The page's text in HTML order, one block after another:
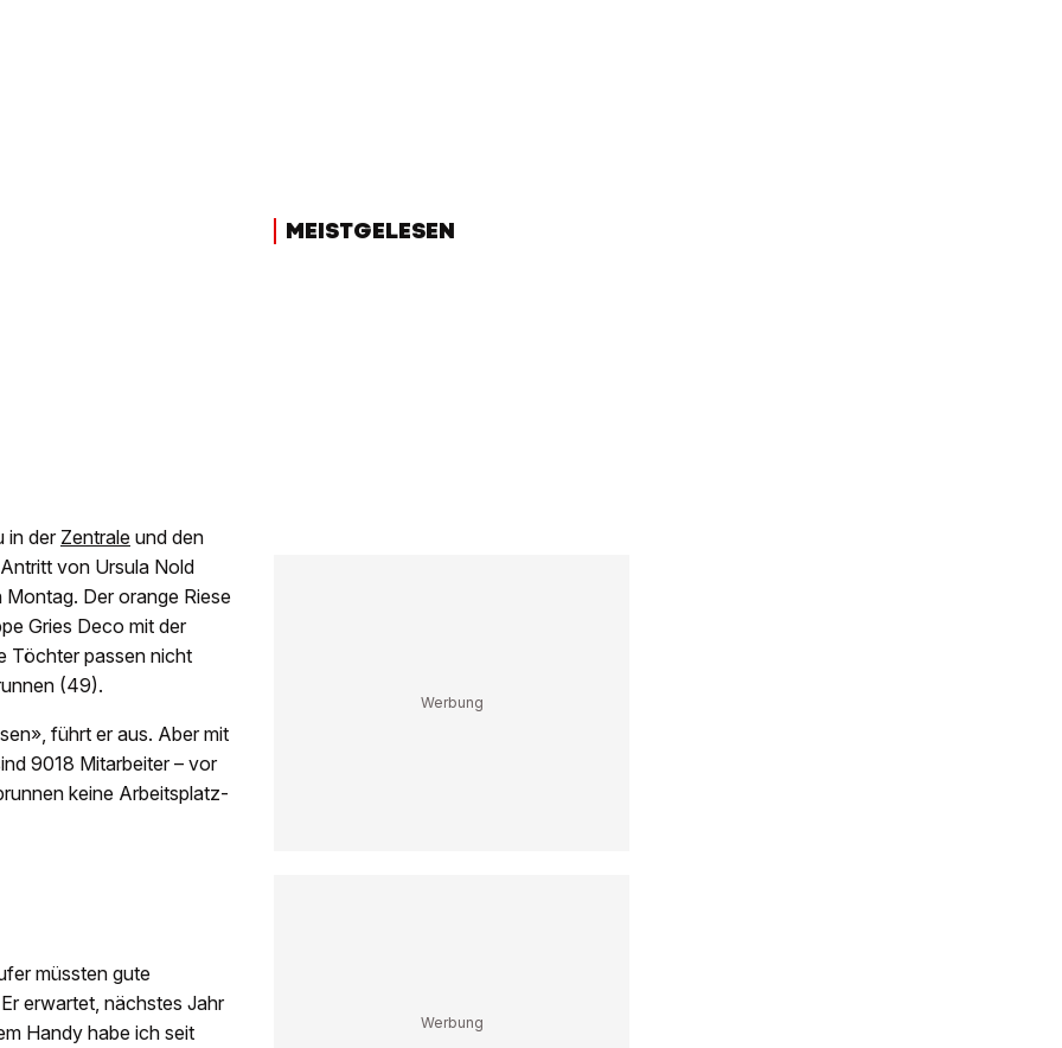
in der Zentrale und den
von Ursula Nold
Der orange Riese
Gries Deco mit der
Töchter passen nicht
(49).
führt er aus. Aber mit
9018 Mitarbeiter – vor
keine Arbeitsplatz-
müssten gute
erwartet, nächstes Jahr
Handy habe ich seit
MEISTGELESEN